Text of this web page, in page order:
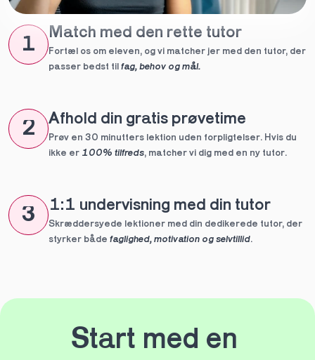
1
Match med den rette tutor
Fortæl os om eleven, og vi matcher jer med den tutor, der
passer bedst til fag, behov og mål.
2 Afhold din gratis prøvetime
Prøv en 30 minutters lektion uden forpligtelser. Hvis du
ikke er 100% tilfreds, matcher vi dig med en ny tutor.
3 1:1 undervisning med din tutor
Skræddersyede lektioner med din dedikerede tutor, der
styrker både faglighed, motivation og selvtillid.
Start med en